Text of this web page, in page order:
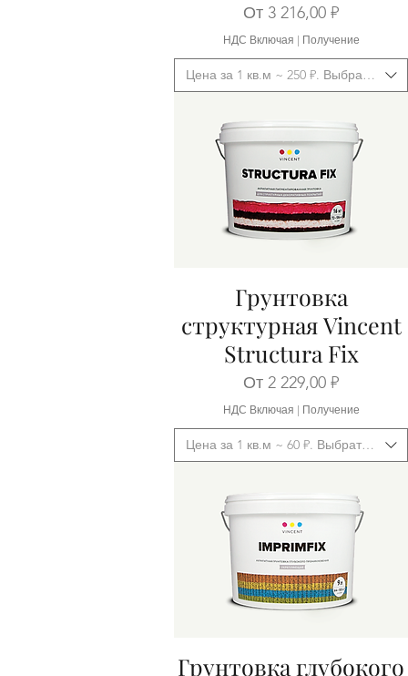
От 3 216,00 ₽
Цена со скидкой
НДС Включая | Получение
Цена за 1 кв.м ~ 250 ₽. Выбрать
Быстрый просмотр
Грунтовка
структурная Vincent
Structura Fix
От2 229,00 ₽
Цена со скидкой
НДС Включая | Получение
Цена за 1 кв.м ~ 60 ₽. Выбрать
Быстрый просмотр
Грунтовка глубокого